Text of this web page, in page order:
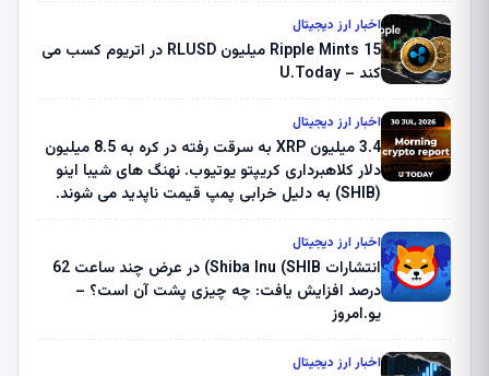
اخبار ارز دیجیتال
Ripple Mints 15 میلیون RLUSD در اتریوم کسب می
کند – U.Today
اخبار ارز دیجیتال
3.4 میلیون XRP به سرقت رفته در کره به 8.5 میلیون
دلار کلاهبرداری کریپتو یوتیوب. نهنگ های شیبا اینو
(SHIB) به دلیل خرابی پمپ قیمت ناپدید می شوند.
ثبت کرد – گزارش کریپتو صبح – U.Today
اخبار ارز دیجیتال
انتشارات Shiba Inu (SHIB) در عرض چند ساعت 62
درصد افزایش یافت: چه چیزی پشت آن است؟ –
یو.امروز
اخبار ارز دیجیتال